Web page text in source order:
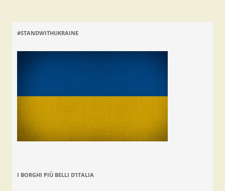
#STANDWITHUKRAINE
I BORGHI PIÙ BELLI D’ITALIA